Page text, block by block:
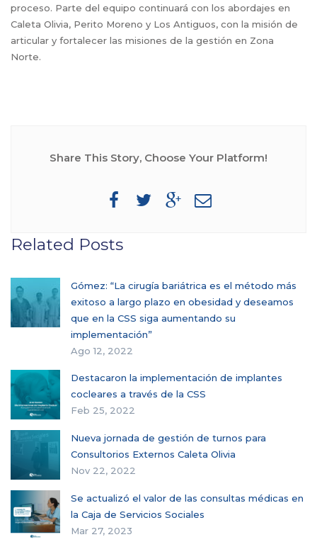
proceso. Parte del equipo continuará con los abordajes en
Caleta Olivia, Perito Moreno y Los Antiguos, con la misión de
articular y fortalecer las misiones de la gestión en Zona
Norte.
Share This Story, Choose Your Platform!
Related Posts
Gómez: “La cirugía bariátrica es el método más
exitoso a largo plazo en obesidad y deseamos
que en la CSS siga aumentando su
implementación”
Ago 12, 2022
Destacaron la implementación de implantes
cocleares a través de la CSS
Feb 25, 2022
Nueva jornada de gestión de turnos para
Consultorios Externos Caleta Olivia
Nov 22, 2022
Se actualizó el valor de las consultas médicas en
la Caja de Servicios Sociales
Mar 27, 2023